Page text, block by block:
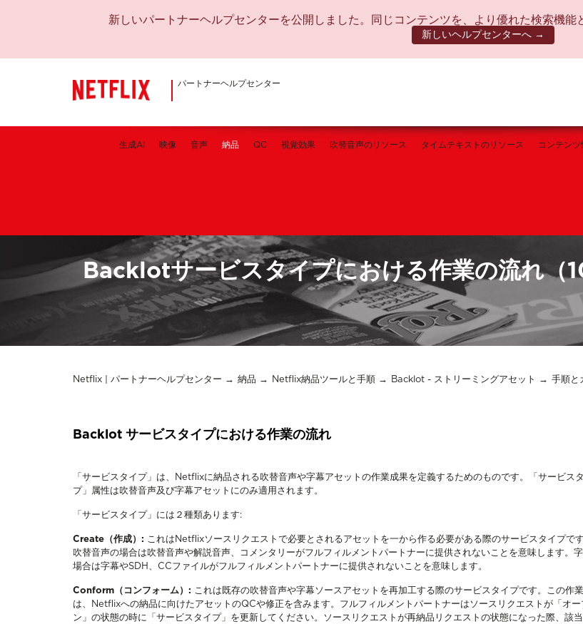
新しいパートナーヘルプセンターを公開しました。同じコンテンツを、より優れた検索機能
新しいヘルプセンターへ →
パートナーヘルプセンター
生成AI 映像 音声 納品 QC 視覚効果 吹替音声のリソース タイムテキストのリソース コンテン
Backlotサービスタイプにおける作業の流れ（
Netflix | パートナーヘルプセンター 納品 Netflix納品ツールと手順 Backlot - ストリーミングアセット 手順と
Backlot サービスタイプにおける作業の流れ
「サービスタイプ」は、Netflixに納品される吹替音声や字幕アセットの作業成果を定義するためのものです。「サービス
プ」属性は吹替音声及び字幕アセットにのみ適用されます。
「サービスタイプ」には２種類あります:
Create（作成）: これはNetflixソースリクエストで必要とされるアセットを一から作る必要がある際のサービスタイプです
吹替音声の場合は吹替音声や解説音声、コメンタリーがフルフィルメントパートナーに提供されないことを意味します。
場合は字幕やSDH、CCファイルがフルフィルメントパートナーに提供されないことを意味します。
Conform（コンフォーム）: これは既存の吹替音声や字幕ソースアセットを再加工する際のサービスタイプです。この作
は、Netflixへの納品に向けたアセットのQCや修正を含みます。フルフィルメントパートナーはソースリクエストが「オー
ン」の状態の時に「サービスタイプ」を更新してください。ソースリクエストが再納品リクエストの状態になった際、該